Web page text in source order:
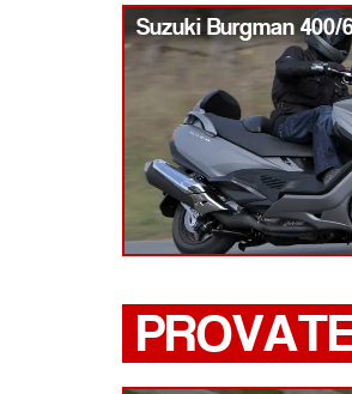
Suzuki Burgman 400/